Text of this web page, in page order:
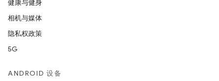
健康与健身
相机与媒体
隐私权政策
5G
ANDROID 设备